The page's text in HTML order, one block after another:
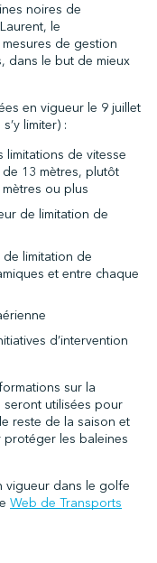
↩︎
noires de
le
de gestion
dans le but de mieux
en vigueur le 9 juillet
limiter) :
limitations de vitesse
13 mètres, plutôt
ou plus
de limitation de
limitation de
et entre chaque
d’intervention
sur la
utilisées pour
reste de la saison et
les baleines
vigueur dans le golfe
Web de Transports